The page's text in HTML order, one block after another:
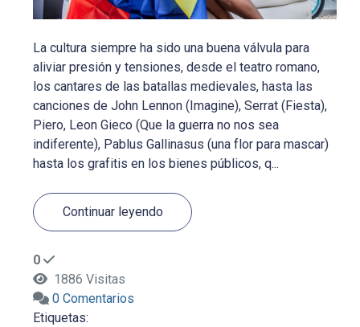
La cultura siempre ha sido una buena válvula para
aliviar presión y tensiones, desde el teatro romano,
los cantares de las batallas medievales, hasta las
canciones de John Lennon (Imagine), Serrat (Fiesta),
Piero, Leon Gieco (Que la guerra no nos sea
indiferente), Pablus Gallinasus (una flor para mascar)
hasta los grafitis en los bienes públicos, q...
Continuar leyendo
0
1886 Visitas
0 Comentarios
Etiquetas: